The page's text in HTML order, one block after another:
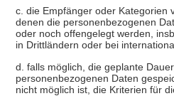
c. die Empfänger oder Kategorien
denen die personenbezogenen
oder noch offengelegt werden,
in Drittländern oder bei
d. falls möglich, die geplante
personenbezogenen Daten
nicht möglich ist, die Kriterien für